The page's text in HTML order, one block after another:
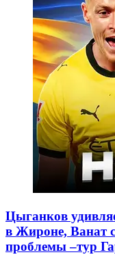
Цыганков
в Жироне, Ванат
проблемы –тур